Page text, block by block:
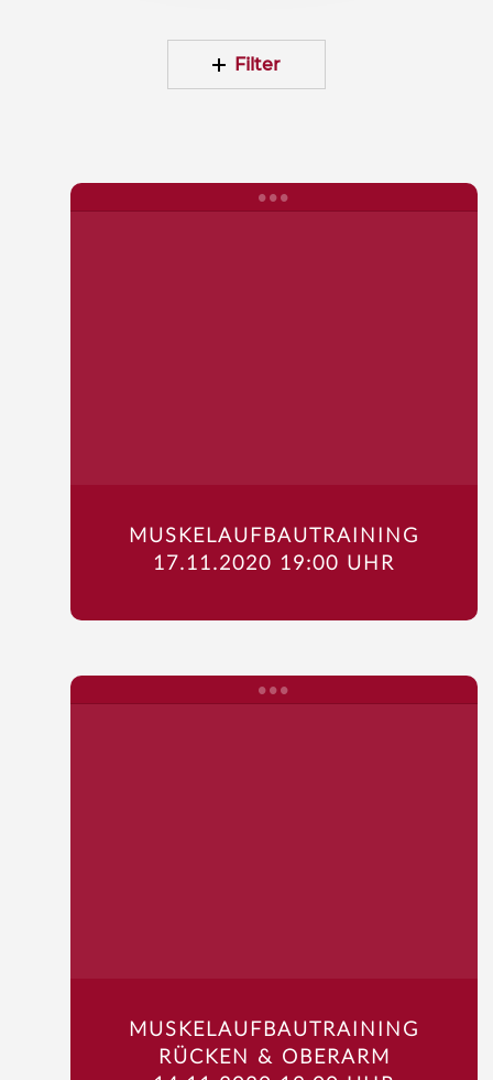
Filter
MUSKELAUFBAUTRAINING
17.11.2020 19:00 UHR
MUSKELAUFBAUTRAINING
RÜCKEN & OBERARM